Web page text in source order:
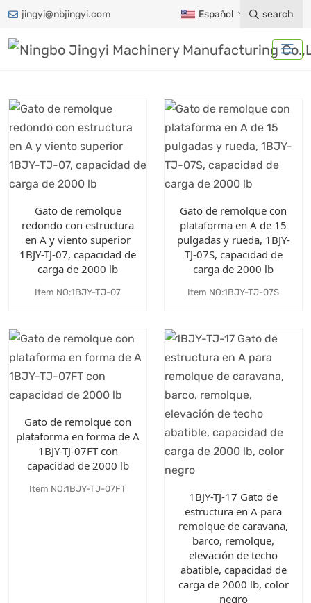
jingyi@nbjingyi.com Español search
Gato de remolque
redondo con estructura
en A y viento superior
1BJY-TJ-07, capacidad de
carga de 2000 lb
Item NO:1BJY-TJ-07
Gato de remolque con
plataforma en A de 15
pulgadas y rueda, 1BJY-
TJ-07S, capacidad de
carga de 2000 lb
Item NO:1BJY-TJ-07S
Gato de remolque con
plataforma en forma de A
1BJY-TJ-07FT con
capacidad de 2000 lb
Item NO:1BJY-TJ-07FT
1BJY-TJ-17 Gato de
estructura en A para
remolque de caravana,
barco, remolque,
elevación de techo
abatible, capacidad de
carga de 2000 lb, color
negro